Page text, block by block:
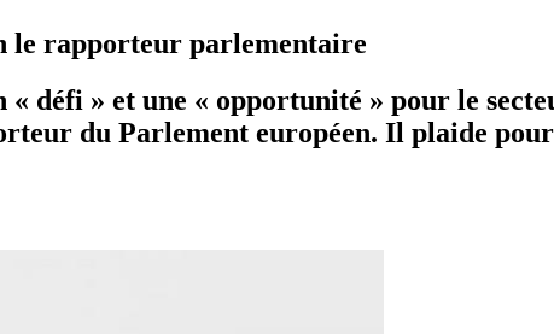
le rapporteur parlementaire
« défi » et une « opportunité » pour le
du Parlement européen. Il plaide